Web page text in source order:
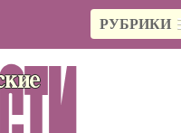
РУБРИКИ